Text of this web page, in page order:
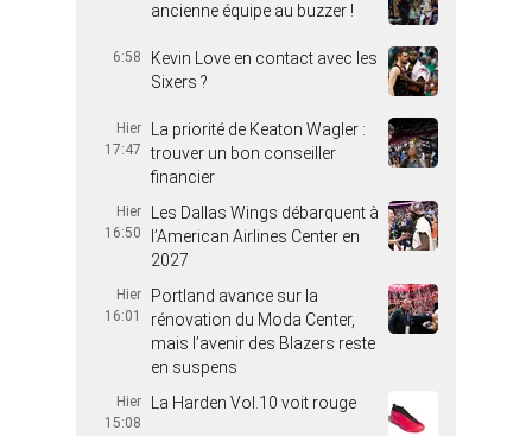
ancienne équipe au buzzer !
6:58
Kevin Love en contact avec les
Sixers ?
Hier
17:47
La priorité de Keaton Wagler :
trouver un bon conseiller
financier
Hier
16:50
Les Dallas Wings débarquent à
l’American Airlines Center en
2027
Hier
16:01
Portland avance sur la
rénovation du Moda Center,
mais l’avenir des Blazers reste
en suspens
Hier
15:08
La Harden Vol.10 voit rouge